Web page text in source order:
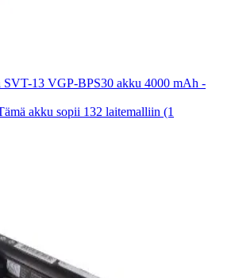
13 VGP-BPS30 akku 4000 mAh -
akku sopii 132 laitemalliin (1